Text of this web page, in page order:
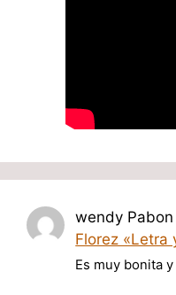
wendy Pabon
Florez «Letra
Es muy bonita